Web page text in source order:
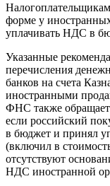
форме у
уплачивать НДС в
Указанные
перечисления
банков на счета
иностранными
ФНС также обращает
если российский
в бюджет и принял
(включил в
отсутствуют
НДС иностранной